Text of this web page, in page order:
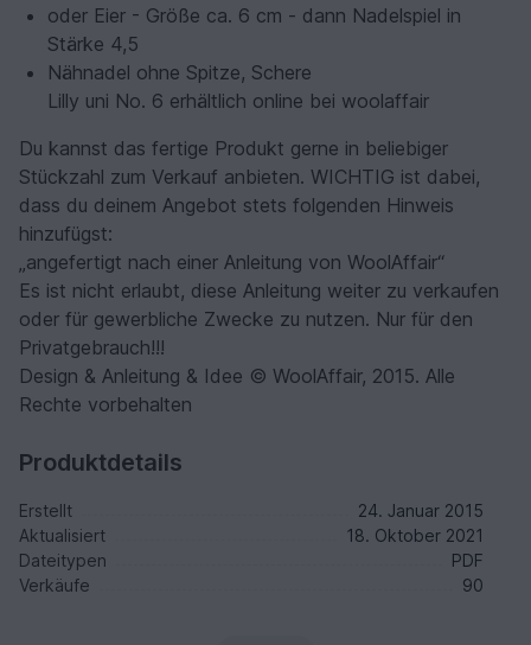
oder Eier - Größe ca. 6 cm - dann Nadelspiel in
Stärke 4,5
Nähnadel ohne Spitze, Schere
Lilly uni No. 6 erhältlich online bei woolaffair
Du kannst das fertige Produkt gerne in beliebiger
Stückzahl zum Verkauf anbieten. WICHTIG ist dabei,
dass du deinem Angebot stets folgenden Hinweis
hinzufügst:
„angefertigt nach einer Anleitung von WoolAffair“
Es ist nicht erlaubt, diese Anleitung weiter zu verkaufen
oder für gewerbliche Zwecke zu nutzen. Nur für den
Privatgebrauch!!!
Design & Anleitung & Idee © WoolAffair, 2015. Alle
Rechte vorbehalten
Produktdetails
Erstellt
24. Januar 2015
Aktualisiert
18. Oktober 2021
Dateitypen
PDF
Verkäufe
90